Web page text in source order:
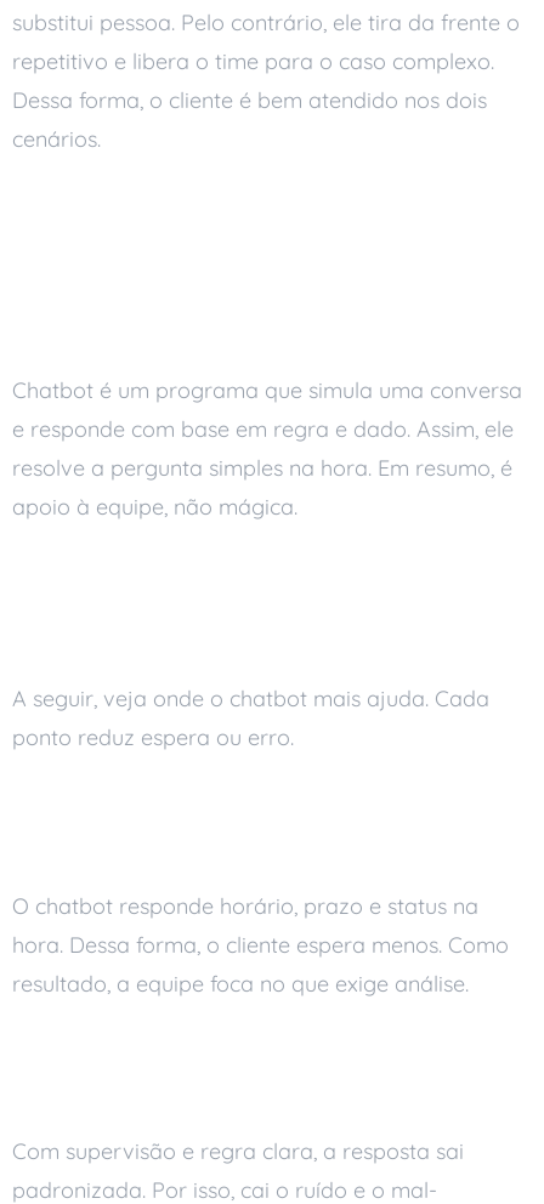
substitui pessoa. Pelo contrário, ele tira da frente o
repetitivo e libera o time para o caso complexo.
Dessa forma, o cliente é bem atendido nos dois
cenários.
Chatbot é um programa que simula uma conversa
e responde com base em regra e dado. Assim, ele
resolve a pergunta simples na hora. Em resumo, é
apoio à equipe, não mágica.
A seguir, veja onde o chatbot mais ajuda. Cada
ponto reduz espera ou erro.
O chatbot responde horário, prazo e status na
hora. Dessa forma, o cliente espera menos. Como
resultado, a equipe foca no que exige análise.
Com supervisão e regra clara, a resposta sai
padronizada. Por isso, cai o ruído e o mal-